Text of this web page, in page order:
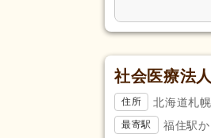
社会医療法
住所 北海道札
最寄駅 福住駅